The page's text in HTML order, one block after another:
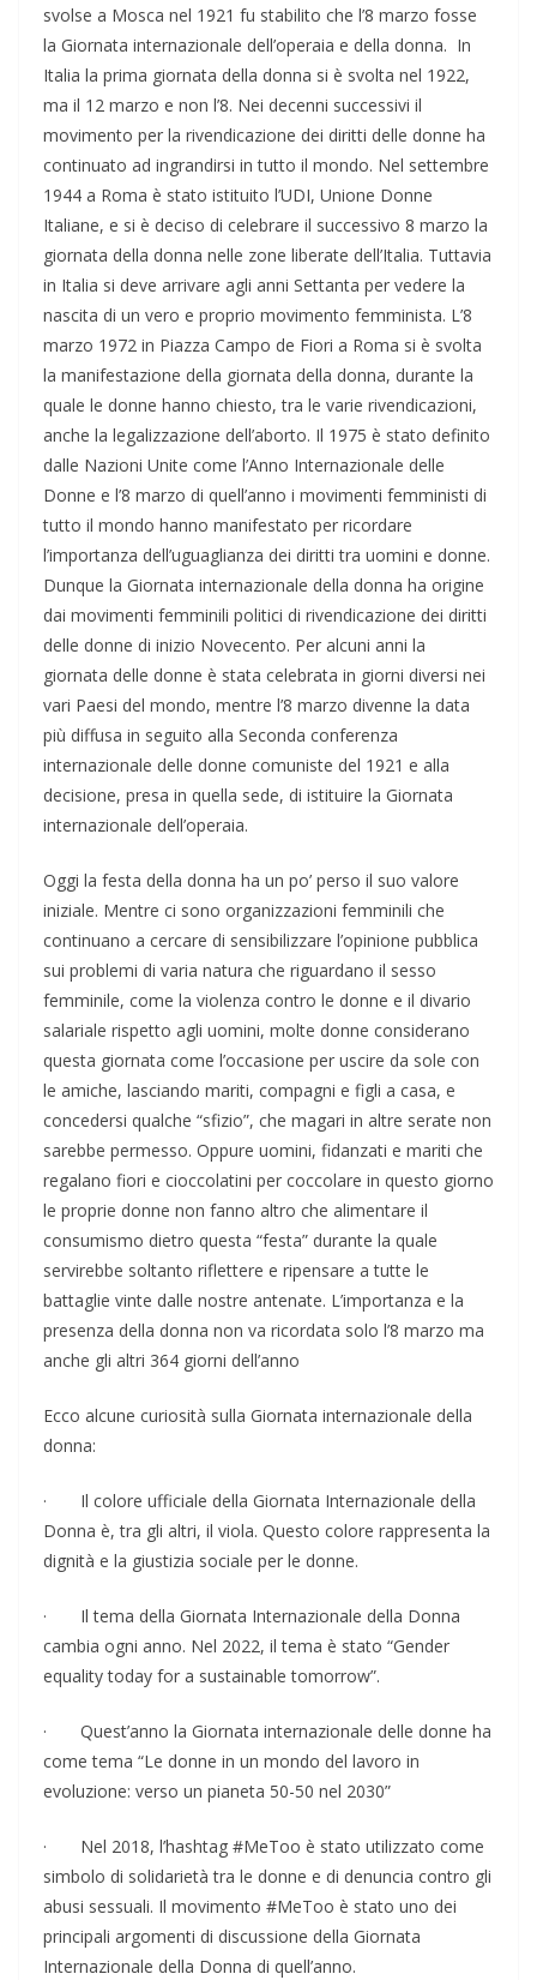
svolse a Mosca nel 1921 fu stabilito che l’8 marzo fosse
la Giornata internazionale dell’operaia e della donna. In
Italia la prima giornata della donna si è svolta nel 1922,
ma il 12 marzo e non l’8. Nei decenni successivi il
movimento per la rivendicazione dei diritti delle donne ha
continuato ad ingrandirsi in tutto il mondo. Nel settembre
1944 a Roma è stato istituito l’UDI, Unione Donne
Italiane, e si è deciso di celebrare il successivo 8 marzo la
giornata della donna nelle zone liberate dell’Italia. Tuttavia
in Italia si deve arrivare agli anni Settanta per vedere la
nascita di un vero e proprio movimento femminista. L’8
marzo 1972 in Piazza Campo de Fiori a Roma si è svolta
la manifestazione della giornata della donna, durante la
quale le donne hanno chiesto, tra le varie rivendicazioni,
anche la legalizzazione dell’aborto. Il 1975 è stato definito
dalle Nazioni Unite come l’Anno Internazionale delle
Donne e l’8 marzo di quell’anno i movimenti femministi di
tutto il mondo hanno manifestato per ricordare
l’importanza dell’uguaglianza dei diritti tra uomini e donne.
Dunque la Giornata internazionale della donna ha origine
dai movimenti femminili politici di rivendicazione dei diritti
delle donne di inizio Novecento. Per alcuni anni la
giornata delle donne è stata celebrata in giorni diversi nei
vari Paesi del mondo, mentre l’8 marzo divenne la data
più diffusa in seguito alla Seconda conferenza
internazionale delle donne comuniste del 1921 e alla
decisione, presa in quella sede, di istituire la Giornata
internazionale dell’operaia.
Oggi la festa della donna ha un po’ perso il suo valore
iniziale. Mentre ci sono organizzazioni femminili che
continuano a cercare di sensibilizzare l’opinione pubblica
sui problemi di varia natura che riguardano il sesso
femminile, come la violenza contro le donne e il divario
salariale rispetto agli uomini, molte donne considerano
questa giornata come l’occasione per uscire da sole con
le amiche, lasciando mariti, compagni e figli a casa, e
concedersi qualche “sfizio”, che magari in altre serate non
sarebbe permesso. Oppure uomini, fidanzati e mariti che
regalano fiori e cioccolatini per coccolare in questo giorno
le proprie donne non fanno altro che alimentare il
consumismo dietro questa “festa” durante la quale
servirebbe soltanto riflettere e ripensare a tutte le
battaglie vinte dalle nostre antenate. L’importanza e la
presenza della donna non va ricordata solo l’8 marzo ma
anche gli altri 364 giorni dell’anno
Ecco alcune curiosità sulla Giornata internazionale della
donna:
· Il colore ufficiale della Giornata Internazionale della
Donna è, tra gli altri, il viola. Questo colore rappresenta la
dignità e la giustizia sociale per le donne.
· Il tema della Giornata Internazionale della Donna
cambia ogni anno. Nel 2022, il tema è stato “Gender
equality today for a sustainable tomorrow”.
· Quest’anno la Giornata internazionale delle donne ha
come tema “Le donne in un mondo del lavoro in
evoluzione: verso un pianeta 50-50 nel 2030”
· Nel 2018, l’hashtag #MeToo è stato utilizzato come
simbolo di solidarietà tra le donne e di denuncia contro gli
abusi sessuali. Il movimento #MeToo è stato uno dei
principali argomenti di discussione della Giornata
Internazionale della Donna di quell’anno.